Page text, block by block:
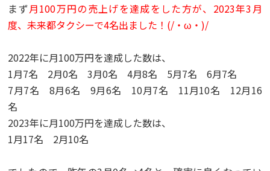
まず月100万円の売上げを達成をした方が、 2023年3 月
度、未来都タクシーで4名出ました！(/・ω・)/
2022年に月100万円を達成した数は、
1月7名 2月0名3月0名4月8名 5月7名6月7名
7月7名 8月6名 9月6名 10月7名 11月10名 12月16
名
2023年に月100万円を達成した数は、
1月17名 2月10名